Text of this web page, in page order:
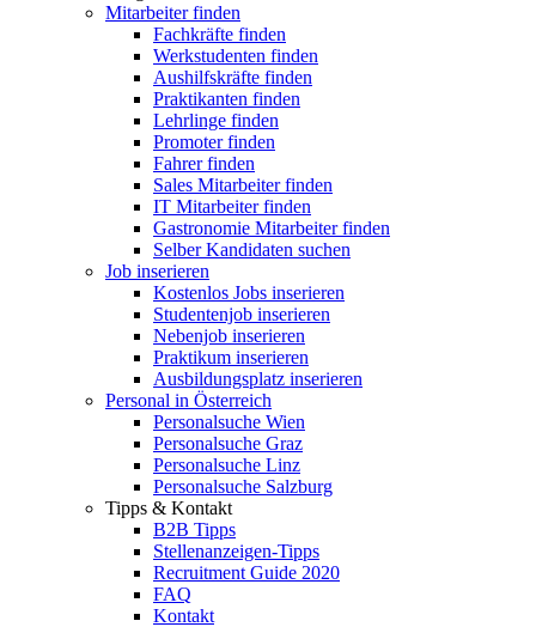
Mitarbeiter finden
Fachkräfte finden
Werkstudenten finden
Aushilfskräfte finden
Praktikanten finden
Lehrlinge finden
Promoter finden
Fahrer finden
Sales Mitarbeiter finden
IT Mitarbeiter finden
Gastronomie Mitarbeiter finden
Selber Kandidaten suchen
Job inserieren
Kostenlos Jobs inserieren
Studentenjob inserieren
Nebenjob inserieren
Praktikum inserieren
Ausbildungsplatz inserieren
Personal in Österreich
Personalsuche Wien
Personalsuche Graz
Personalsuche Linz
Personalsuche Salzburg
Tipps & Kontakt
B2B Tipps
Stellenanzeigen-Tipps
Recruitment Guide 2020
FAQ
Kontakt